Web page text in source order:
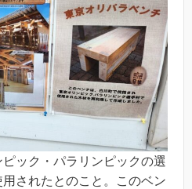
ック・パラリンピックの選
されたとのこと。このベン